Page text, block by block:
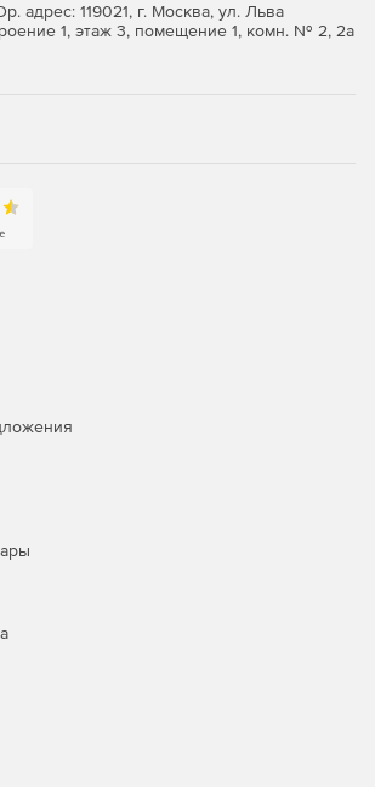
адрес: 119021, г. Москва, ул. Льва
1, этаж 3, помещение 1, комн. № 2, 2а